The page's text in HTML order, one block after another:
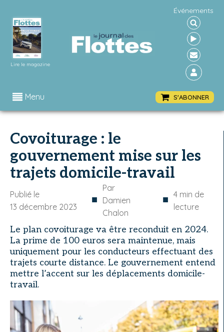
Lire le magazine
Événements
Menu S'ABONNER
Covoiturage : le
gouvernement mise sur les
trajets domicile-travail
Publié le
13 décembre 2023
■
Par
Damien
Chalon
■ 4 min de
lecture
Le plan covoiturage va être reconduit en 2024.
La prime de 100 euros sera maintenue, mais
uniquement pour les conducteurs effectuant des
trajets courte distance. Le gouvernement entend
mettre l’accent sur les déplacements domicile-
travail.